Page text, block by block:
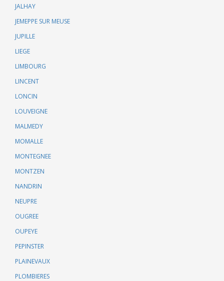
JALHAY
JEMEPPE SUR MEUSE
JUPILLE
LIEGE
LIMBOURG
LINCENT
LONCIN
LOUVEIGNE
MALMEDY
MOMALLE
MONTEGNEE
MONTZEN
NANDRIN
NEUPRE
OUGREE
OUPEYE
PEPINSTER
PLAINEVAUX
PLOMBIERES